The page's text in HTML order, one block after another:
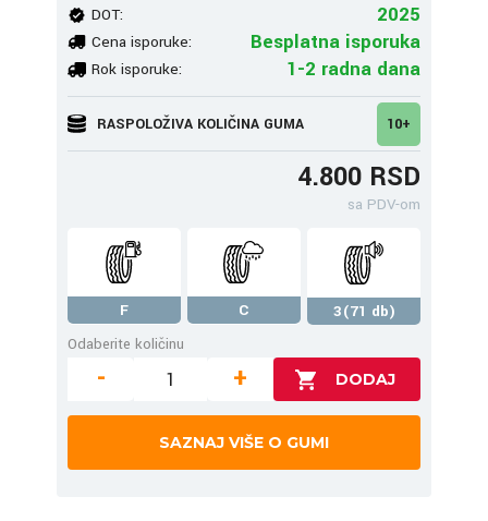
DOT: 2025
Cena isporuke: Besplatna isporuka
Rok isporuke: 1-2 radna dana
RASPOLOŽIVA KOLIČINA GUMA 10+
4.800 RSD
sa PDV-om
F C
3(71 db)
Odaberite količinu
- +
SAZNAJ VIŠE O GUMI